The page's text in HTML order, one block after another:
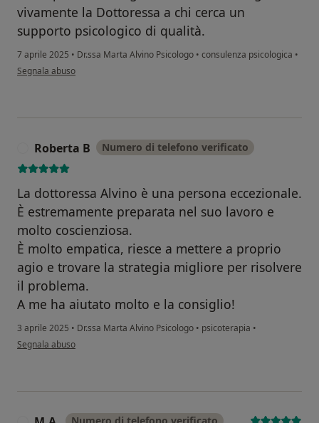
vivamente la Dottoressa a chi cerca un
supporto psicologico di qualità.
7 aprile 2025 • Dr.ssa Marta Alvino Psicologo • consulenza psicologica •
secondo l'opinione dell'utente L.N.
Segnala abuso
Roberta B Numero di telefono verificato
La dottoressa Alvino è una persona eccezionale.
È estremamente preparata nel suo lavoro e
molto coscienziosa.
È molto empatica, riesce a mettere a proprio
agio e trovare la strategia migliore per risolvere
il problema.
A me ha aiutato molto e la consiglio!
3 aprile 2025 • Dr.ssa Marta Alvino Psicologo • psicoterapia •
secondo l'opinione dell'utente Roberta B
Segnala abuso